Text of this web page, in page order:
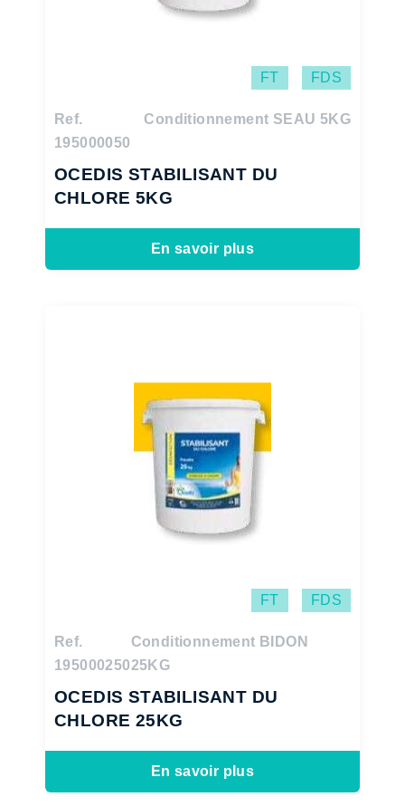
FT FDS
Ref.
195000050
Conditionnement SEAU 5KG
OCEDIS STABILISANT DU
CHLORE 5KG
En savoir plus
FT FDS
Ref.
195000250
Conditionnement BIDON
25KG
OCEDIS STABILISANT DU
CHLORE 25KG
En savoir plus